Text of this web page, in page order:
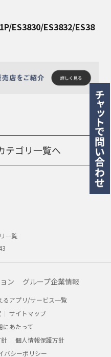
ES3830/ES3832/ES38
テゴリ一覧へ
一覧
ン グループ企業情報
るアプリ/サービス一覧
サイトマップ
にあたって
個人情報保護方針
バシーポリシー